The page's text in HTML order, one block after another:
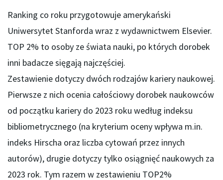
Ranking co roku przygotowuje amerykański
Uniwersytet Stanforda wraz z wydawnictwem Elsevier.
TOP 2% to osoby ze świata nauki, po których dorobek
inni badacze sięgają najczęściej.
Zestawienie dotyczy dwóch rodzajów kariery naukowej.
Pierwsze z nich ocenia całościowy dorobek naukowców
od początku kariery do 2023 roku według indeksu
bibliometrycznego (na kryterium oceny wpływa m.in.
indeks Hirscha oraz liczba cytowań przez innych
autorów), drugie dotyczy tylko osiągnięć naukowych za
2023 rok. Tym razem w zestawieniu TOP2%